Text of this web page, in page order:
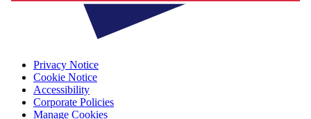
Privacy Notice
Cookie Notice
Accessibility
Corporate Policies
Manage Cookies